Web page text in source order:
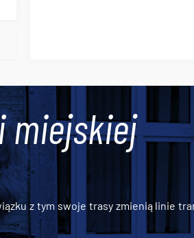
miejskiej
z tym swoje trasy zmienią linie